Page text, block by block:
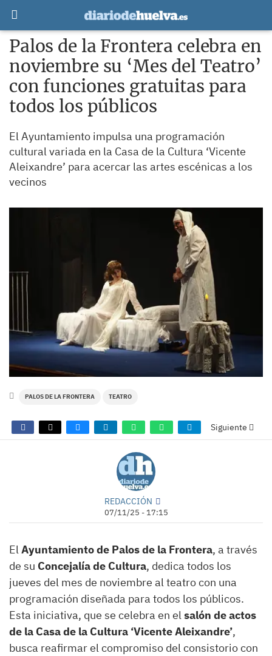
Palos de la Frontera celebra en
noviembre su ‘Mes del Teatro’
con funciones gratuitas para
todos los públicos
El Ayuntamiento impulsa una programación
cultural variada en la Casa de la Cultura ‘Vicente
Aleixandre’ para acercar las artes escénicas a los
vecinos
PALOS DE LA FRONTERA TEATRO
Siguiente
REDACCIÓN
07/11/25 - 17:15
ElAyuntamiento de Palos de la Frontera, a través
de su Concejalía de Cultura, dedica todos los
jueves del mes de noviembre al teatro con una
programación diseñada para todos los públicos.
Esta iniciativa, que se celebra en elsalón de actos
de la Casa de la Cultura ‘Vicente Aleixandre’,
busca reafirmar el compromiso del consistorio con